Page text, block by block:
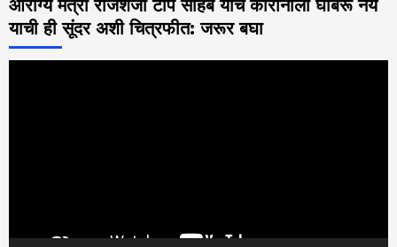
आरोग्य मंत्री राजेशजी टोपे साहेब यांचे कोरोनाला घाबरू नये
याची ही सूंदर अशी चित्रफीत: जरूर बघा